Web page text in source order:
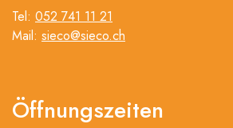
Tel: 052 741 11 21
Mail: sieco@sieco.ch
Öffnungszeiten